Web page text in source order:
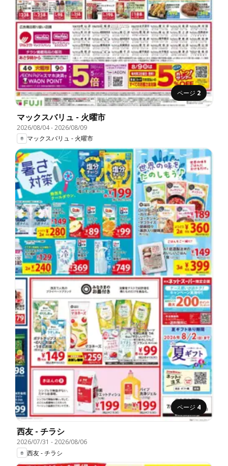
ページ 2
マックスバリュ - 火曜市
2026/08/04-2026/08/09
マックスバリュ - 火曜市
ページ 4
西友 - チラシ
2026/07/31 -2026/08/06
西友 - チラシ